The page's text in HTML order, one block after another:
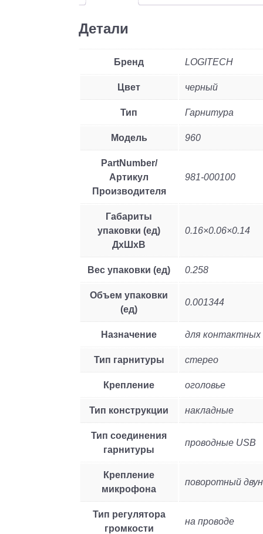
Детали
Бренд LOGITECH
Цвет черный
Тип Гарнитура
Модель 960
PartNumber/
Артикул
Производителя
981-000100
Габариты
упаковки (ед)
ДхШхВ
0.16×0.06×0.14
Вес упаковки (ед) 0.258
Объем упаковки
(ед)
0.001344
Назначение для контактных
Тип гарнитуры стерео
Крепление оголовье
Тип конструкции накладные
Тип соединения
гарнитуры
проводные USB
Крепление
микрофона
поворотный
Тип регулятора
громкости
на проводе